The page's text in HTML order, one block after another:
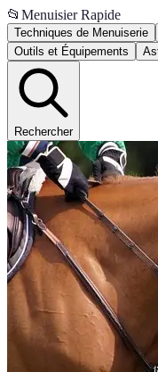
📂 Menuisier Rapide
Techniques de Menuiserie
Outils et Équipements
Rechercher